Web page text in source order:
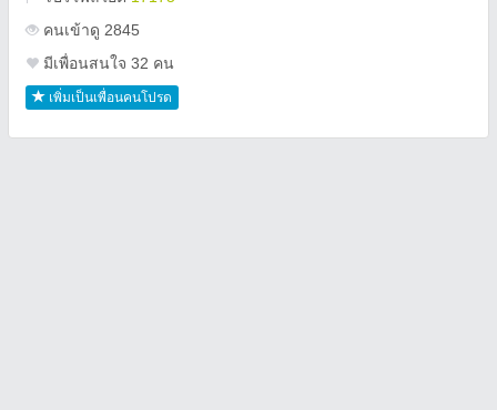
คนเข้าดู 2845
มีเพื่อนสนใจ 32 คน
เพิ่มเป็นเพื่อนคนโปรด